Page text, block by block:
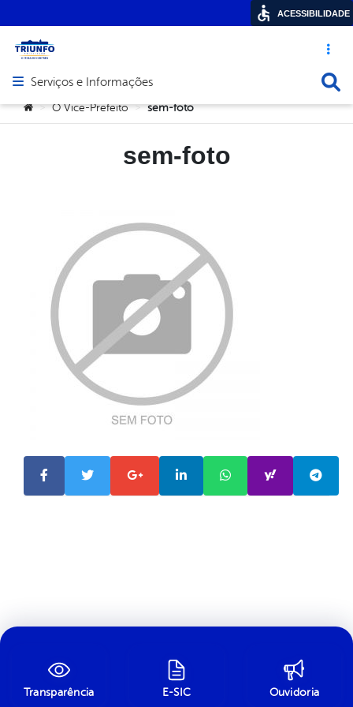
Acesso
Abrir menu principal de navegação
Serviços e Informações
Você está aqui:
> O Vice-Prefeito > sem-foto
sem-foto
Transparência E-SIC Ouvidoria
ACESSIBILIDADE